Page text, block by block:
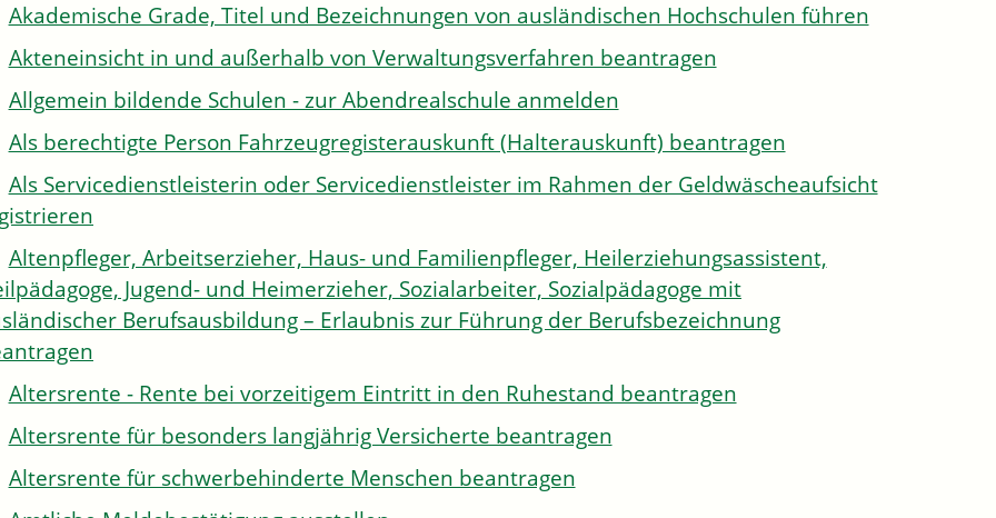
Akademische Grade, Titel und Bezeichnungen von ausländischen Hochschulen führen
Akteneinsicht in und außerhalb von Verwaltungsverfahren beantragen
Allgemein bildende Schulen - zur Abendrealschule anmelden
Als berechtigte Person Fahrzeugregisterauskunft (Halterauskunft) beantragen
Als Servicedienstleisterin oder Servicedienstleister im Rahmen der Geldwäscheaufsicht
Altenpfleger, Arbeitserzieher, Haus- und Familienpfleger, Heilerziehungsassistent,
Jugend- und Heimerzieher, Sozialarbeiter, Sozialpädagoge mit
Berufsausbildung – Erlaubnis zur Führung der Berufsbezeichnung
Altersrente - Rente bei vorzeitigem Eintritt in den Ruhestand beantragen
Altersrente für besonders langjährig Versicherte beantragen
Altersrente für schwerbehinderte Menschen beantragen